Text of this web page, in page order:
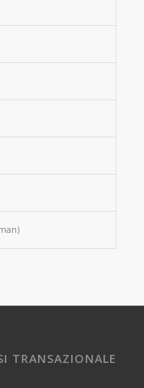
TRANSAZIONALE